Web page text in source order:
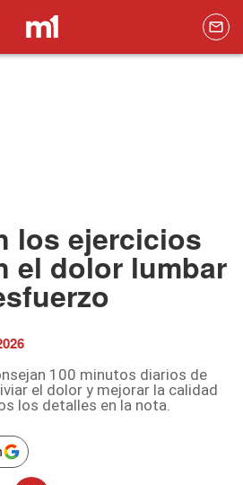
los ejercicios
el dolor lumbar
100 minutos diarios de
el dolor y mejorar la calidad
los detalles en la nota.